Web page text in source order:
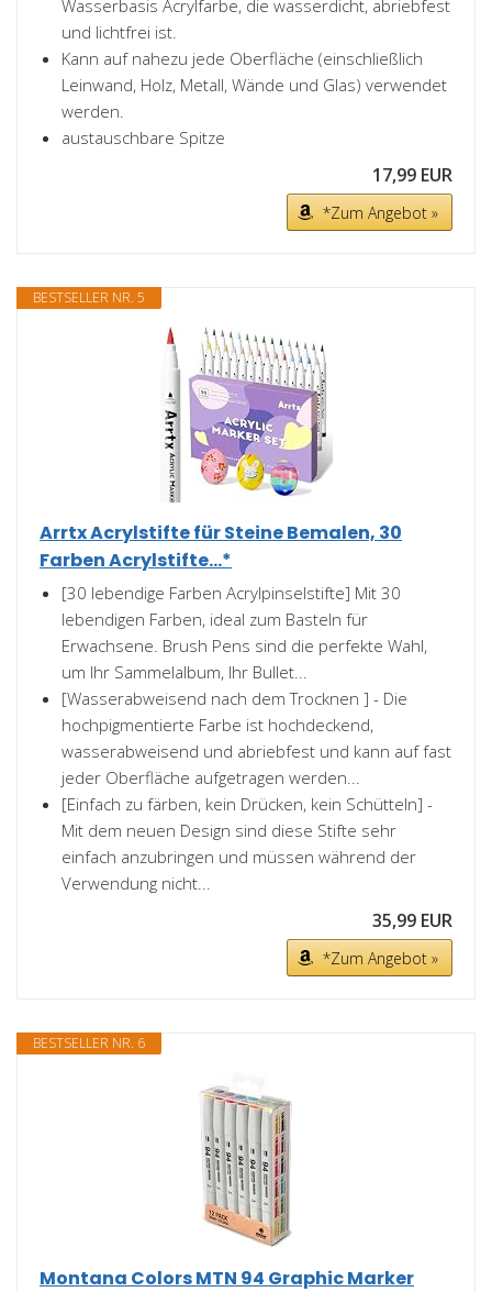
Wasserbasis Acrylfarbe, die wasserdicht, abriebfest
und lichtfrei ist.
Kann auf nahezu jede Oberfläche (einschließlich
Leinwand, Holz, Metall, Wände und Glas) verwendet
werden.
austauschbare Spitze
17,99 EUR
*Zum Angebot »
BESTSELLER NR. 5
Arrtx Acrylstifte für Steine Bemalen, 30
Farben Acrylstifte...*
[30 lebendige Farben Acrylpinselstifte] Mit 30
lebendigen Farben, ideal zum Basteln für
Erwachsene. Brush Pens sind die perfekte Wahl,
um Ihr Sammelalbum, Ihr Bullet...
[Wasserabweisend nach dem Trocknen ] - Die
hochpigmentierte Farbe ist hochdeckend,
wasserabweisend und abriebfest und kann auf fast
jeder Oberfläche aufgetragen werden...
[Einfach zu färben, kein Drücken, kein Schütteln] -
Mit dem neuen Design sind diese Stifte sehr
einfach anzubringen und müssen während der
Verwendung nicht...
35,99 EUR
*Zum Angebot »
BESTSELLER NR. 6
Montana Colors MTN 94 Graphic Marker